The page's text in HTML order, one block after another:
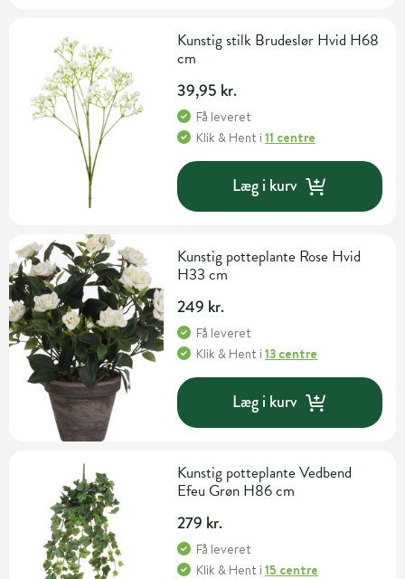
Kunstig stilk Brudeslør Hvid H68
cm
39,95 kr.
Få leveret
Klik & Hent i11 centre
Læg i kurv
Kunstig potteplante Rose Hvid
H33 cm
249 kr.
Få leveret
Klik & Hent i13 centre
Læg i kurv
Kunstig potteplante Vedbend
Efeu Grøn H86 cm
279 kr.
Få leveret
Klik & Hent i15 centre